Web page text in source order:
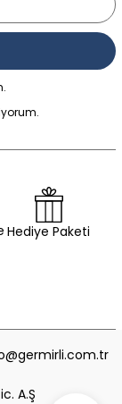
Hediye Paketi
A.Ş